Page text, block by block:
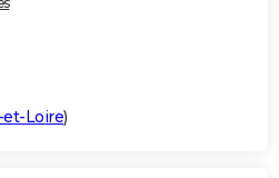
et-Loire)